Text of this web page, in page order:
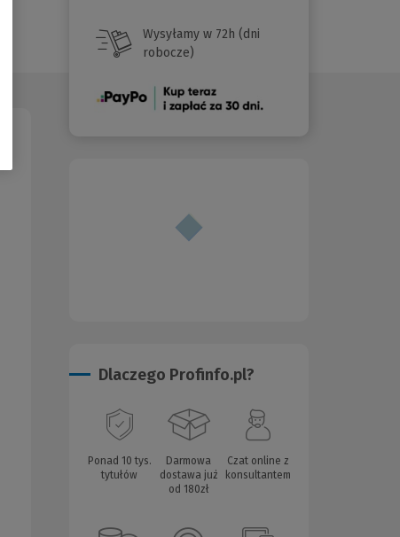
Wysyłamy w 72h (dni
robocze)
(Nowe
Dlaczego Profinfo.pl?
Ponad 10 tys.
tytułów
Darmowa
dostawa już
od 180zł
Czat online z
konsultantem